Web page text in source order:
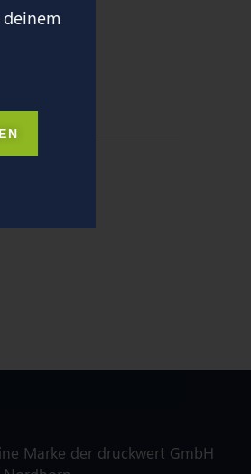
Marke der druckwert GmbH